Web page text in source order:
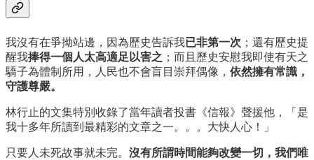
我沒有在爭拗站邊，因為歷史告訴我已非第一次 ；還有歷史提
醒我捧得一個人太高適足以害之 ；而且歷史安慰我即使有天之
驕子為體制所用，人民也不會盲目崇拜偶像， 依然擁有常識，
守護尊嚴。
林行止的文集特別收錄了當年讀者投書《信報》聲援他，「是
我十多年所讀到最精彩的文章之一。。。大快人心！」
只要人未死故事就未完。 沒有所謂時間能夠改變一切，我們唯